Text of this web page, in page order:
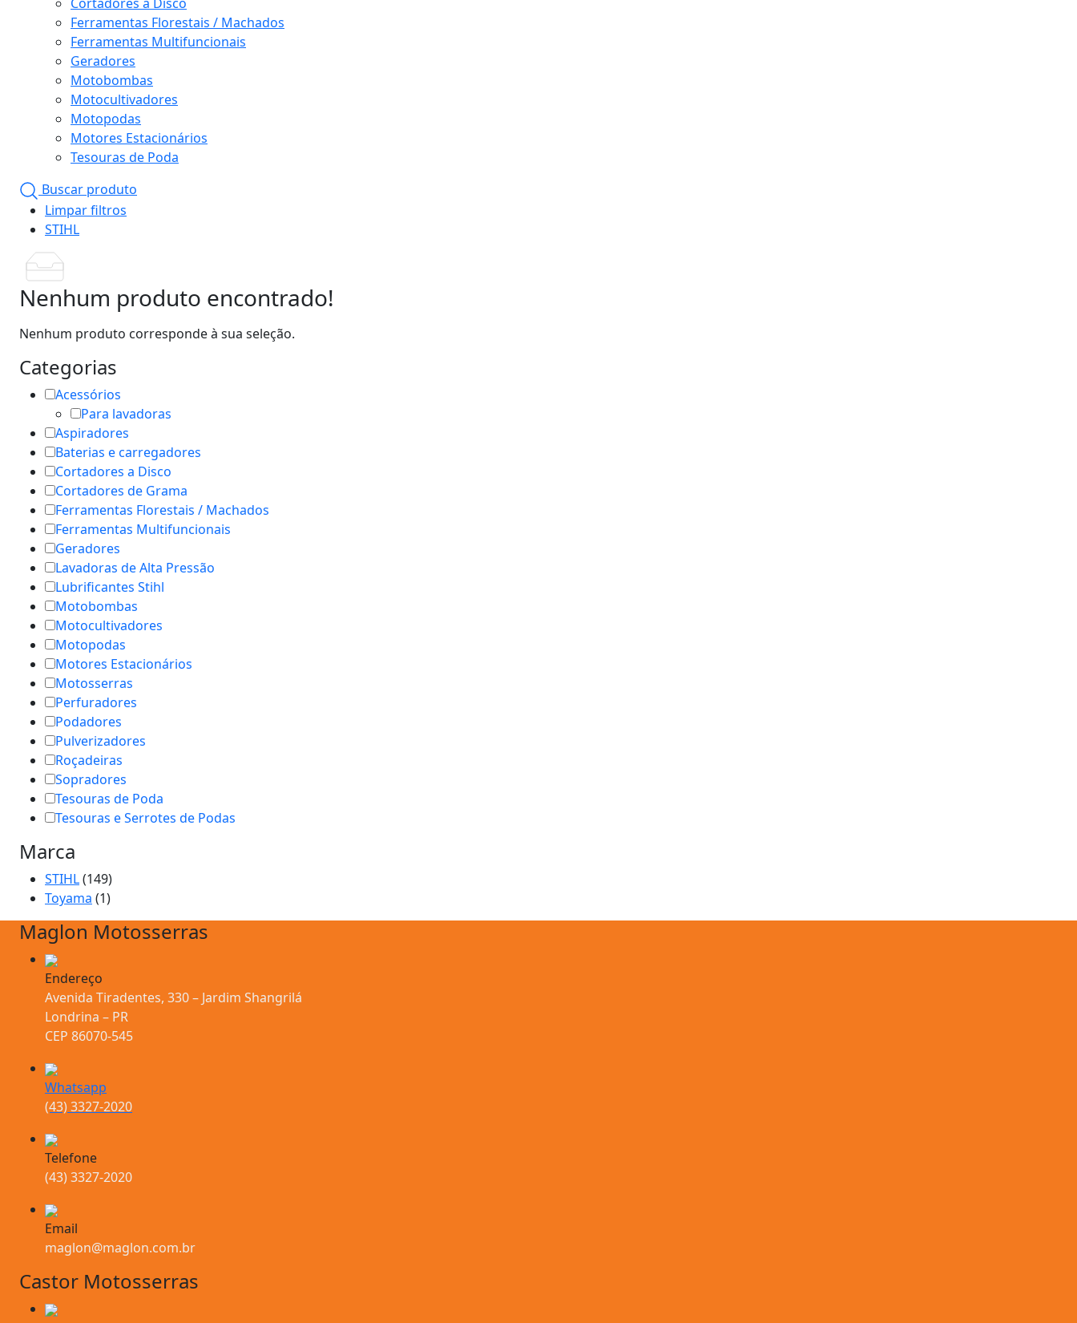
Cortadores a Disco
Ferramentas Florestais / Machados
Ferramentas Multifuncionais
Geradores
Motobombas
Motocultivadores
Motopodas
Motores Estacionários
Tesouras de Poda
Buscar produto
Limpar filtros
STIHL
Nenhum produto encontrado!
Nenhum produto corresponde à sua seleção.
Categorias
Acessórios
Para lavadoras
Aspiradores
Baterias e carregadores
Cortadores a Disco
Cortadores de Grama
Ferramentas Florestais / Machados
Ferramentas Multifuncionais
Geradores
Lavadoras de Alta Pressão
Lubrificantes Stihl
Motobombas
Motocultivadores
Motopodas
Motores Estacionários
Motosserras
Perfuradores
Podadores
Pulverizadores
Roçadeiras
Sopradores
Tesouras de Poda
Tesouras e Serrotes de Podas
Marca
STIHL(149)
Toyama (1)
Maglon Motosserras
Endereço
Avenida Tiradentes, 330 – Jardim Shangrilá
Londrina – PR
CEP 86070-545
Whatsapp
(43) 3327-2020
Telefone
(43) 3327-2020
Email
maglon@maglon.com.br
Castor Motosserras